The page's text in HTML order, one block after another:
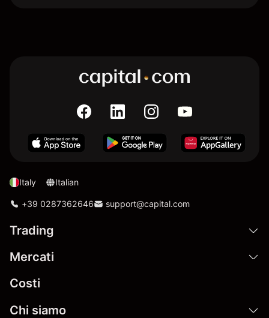
Italy Italian
+39 0287362646 support@capital.com
Trading
Mercati
Costi
Chi siamo